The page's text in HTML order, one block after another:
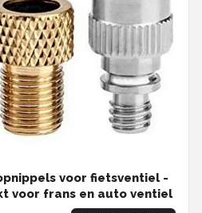
voor fietsventiel -
voor frans en auto ventiel